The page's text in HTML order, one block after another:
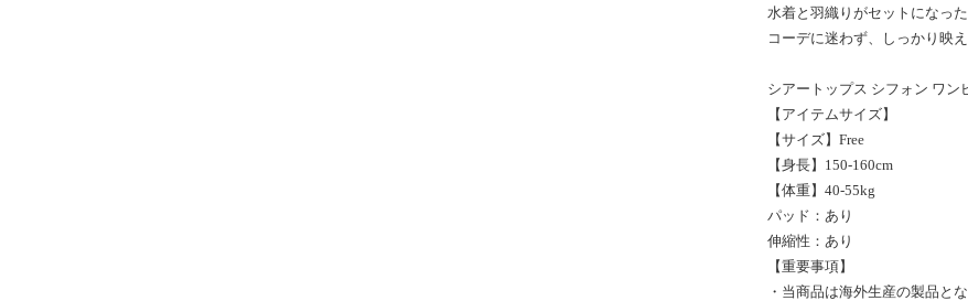
水着と羽織りがセットになっ
コーデに迷わず、しっかり映
シアートップス シフォン ワン
【アイテムサイズ】
【サイズ】Free
【身長】150-160cm
【体重】40-55kg
パッド：あり
伸縮性：あり
【重要事項】
・当商品は海外生産の製品と